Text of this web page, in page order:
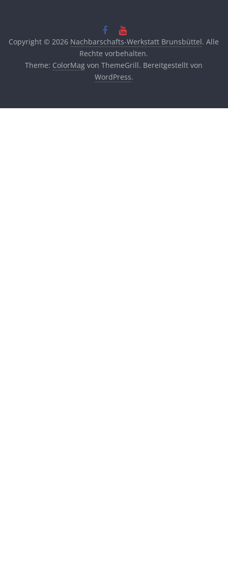
Copyright © 2026 Nachbarschafts-Werkstatt Brunsbüttel. Alle
Rechte vorbehalten.
Theme: ColorMag von ThemeGrill. Bereitgestellt von
WordPress.